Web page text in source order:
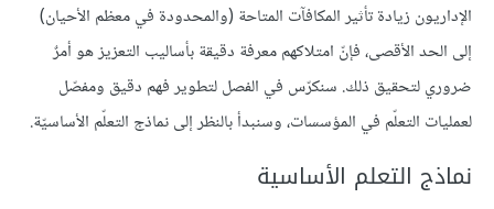
الإداريون زيادة تأثير المكافآت المتاحة (والمحدودة في معظم الأحيان)
إلى الحد الأقصى، فإنّ امتلاكهم معرفة دقيقة بأساليب التعزيز هو أمرٌ
ضروري لتحقيق ذلك. سنكرّس في الفصل لتطوير فهم دقيق ومفصّل
لعمليات التعلّم في المؤسسات، وسنبدأ بالنظر إلى نماذج التعلّم الأساسيّة.
نماذج التعلم الأساسية